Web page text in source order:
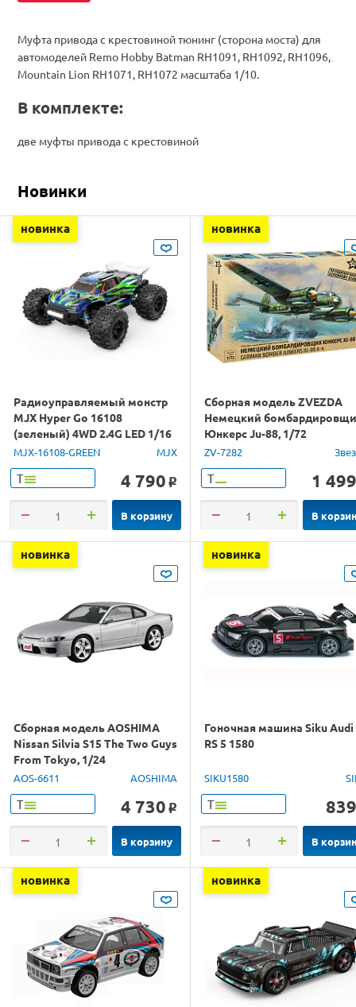
Муфта привода с крестовиной тюнинг (сторона моста) для
автомоделей Remo Hobby Batman RH1091, RH1092, RH1096,
Mountain Lion RH1071, RH1072 масштаба 1/10.
В комплекте:
две муфты привода с крестовиной
Новинки
новинка
Радиоуправляемый монстр
MJX Hyper Go 16108
(зеленый) 4WD 2.4G LED 1/16
RTR
MJX-16108-GREEN MJX
Т 4 790 o
В корзину
новинка
Сборная модель ZVEZDA
Немецкий
Юнкерс Ju-88, 1/72
ZV-7282
Т 1 499
В
новинка
Сборная модель AOSHIMA
Nissan Silvia S15 The Two Guys
From Tokyo, 1/24
AOS-6611 AOSHIMA
Т 4 730 o
В корзину
новинка
Гоночная машина Siku Audi
RS 5 1580
SIKU1580
Т 839
В
новинка новинка